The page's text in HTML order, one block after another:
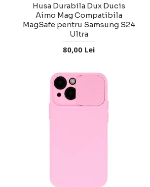
Husa Durabila Dux Ducis
Aimo Mag Compatibila
MagSafe pentru Samsung S24
Ultra
80,00 Lei